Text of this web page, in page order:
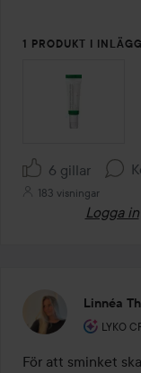
1 PRODUKT I
6 gillar
183 visningar
Logga in
Linnéa
LYKO
För att sminket